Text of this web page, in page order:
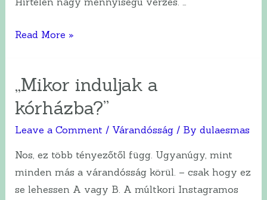
Mikor
Read More »
„Mikor induljak a
kórházba?”
Leave a Comment / Várandósság/ By dulaesmas
Nos, ez több tényezőtől függ. Ugyanúgy, mint
minden más a várandósság körül. – csak hogy ez
se lehessen A vagy B. A múltkori Instagramos